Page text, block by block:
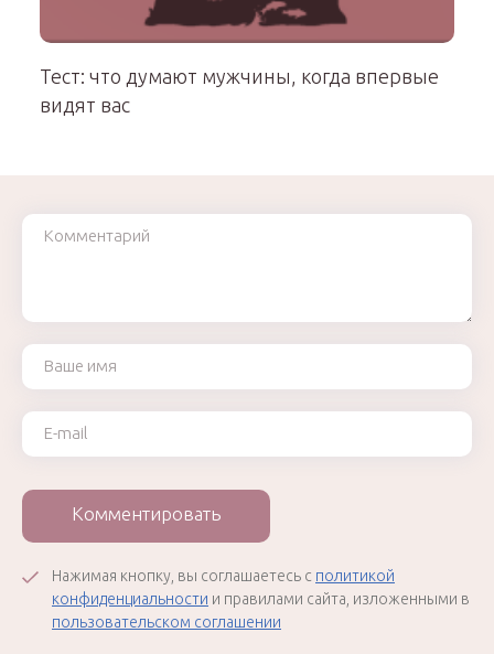
Тест: что думают мужчины, когда впервые
видят вас
Комментарий
Ваше имя
Ваш e-mail
Комментировать
Нажимая кнопку, вы соглашаетесь с политикой
конфиденциальности и правилами сайта, изложенными в
пользовательском соглашении